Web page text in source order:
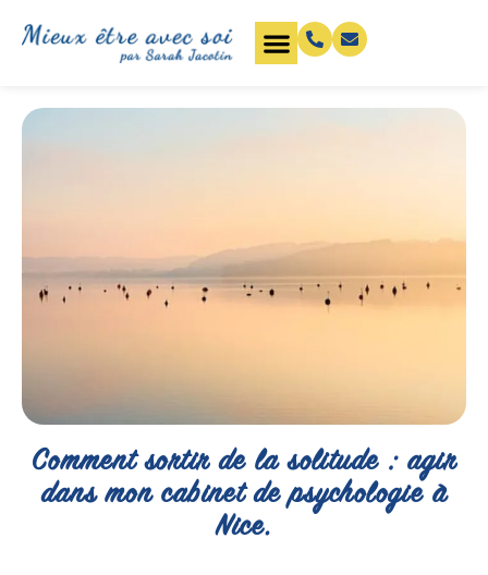
Comment sortir de la solitude : agir
dans mon cabinet de psychologie à
Nice.